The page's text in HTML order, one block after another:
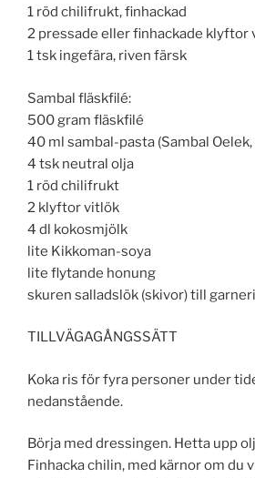
1 röd chilifrukt, finhackad
2 pressade eller finhackade klyftor
1 tsk ingefära, riven färsk
Sambal fläskfilé:
500 gram fläskfilé
40 ml sambal-pasta (Sambal
4 tsk neutral olja
1 röd chilifrukt
2 klyftor vitlök
4 dl kokosmjölk
lite Kikkoman-soya
lite flytande honung
skuren salladslök (skivor) till
TILLVÄGAGÅNGSSÄTT
Koka ris för fyra personer under
nedanstående.
Börja med dressingen. Hetta upp
Finhacka chilin, med kärnor om du